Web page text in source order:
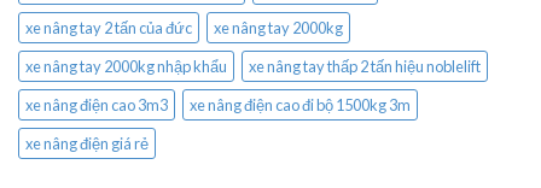
xe nâng tay 2 tấn của đức
xe nâng tay 2000kg
xe nâng tay 2000kg nhập khẩu
xe nâng tay thấp 2 tấn hiệu noblelift
xe nâng điện cao 3m3
xe nâng điện cao đi bộ 1500kg 3m
xe nâng điện giá rẻ